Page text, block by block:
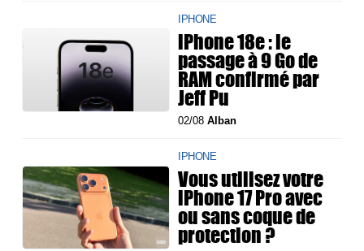
IPHONE
iPhone 18e : le
passage à 9 Go de
RAM confirmé par
Jeff Pu
02/08Alban
IPHONE
Vous utilisez votre
iPhone 17 Pro avec
ou sans coque de
protection ?